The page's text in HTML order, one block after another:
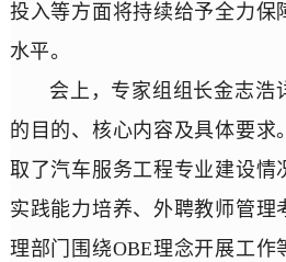
投入等方面将持续给予全力保
水平。
会上，专家组组长金志浩
的目的、核心内容及具体要求
取了汽车服务工程专业建设情
实践能力培养、外聘教师管理
理部门围绕OBE理念开展工作